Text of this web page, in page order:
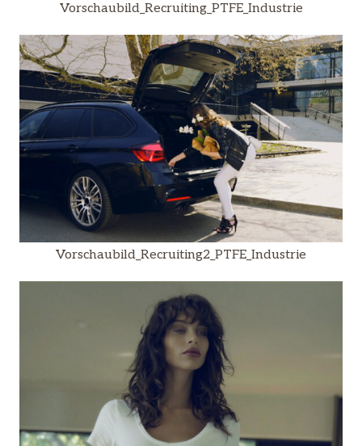
Vorschaubild_Recruiting_PTFE_Industrie
Vorschaubild_Recruiting2_PTFE_Industrie